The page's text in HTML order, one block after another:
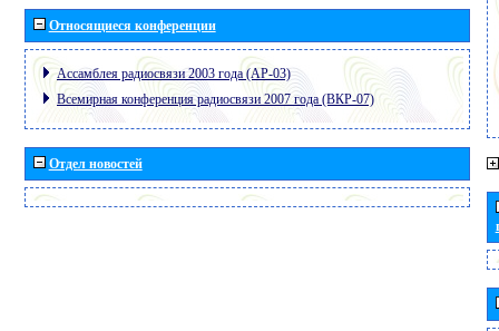
Относящиеся конференции
Ассамблея радиосвязи 2003 года (АР-03)
Всемирная конференция радиосвязи 2007 года (ВКР-07)
Отдел новостей